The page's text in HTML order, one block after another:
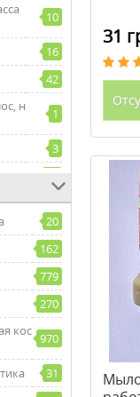
10
16
42
н
1
3
17
59
174
56
83
36
390
20
162
779
270
кос 970
31
31